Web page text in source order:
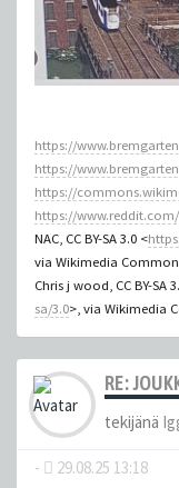
https://
https://
https://
https://
NAC, CC BY-SA 3.0 <
via Wikimedia
Chris j wood, CC BY-SA
sa/3.0>, via Wikimedia
RE:
tekijänä
- 29.08.25 13:18